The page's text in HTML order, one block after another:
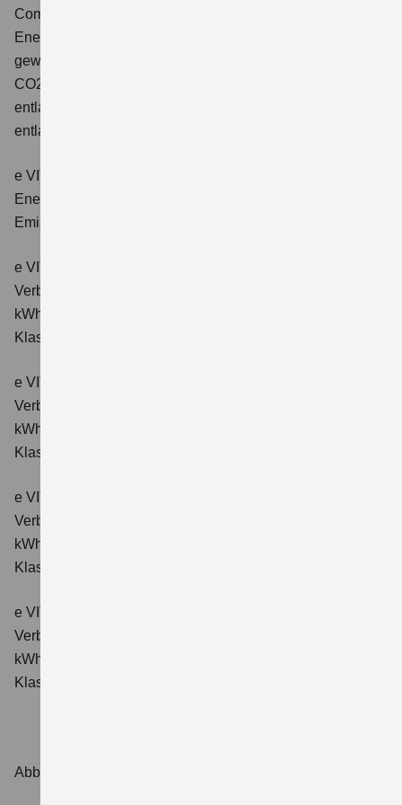
Comfort+
Energieverbrauch: 17,1kWh/100km plus 1,0 l/100 km;
gewichtet kombinierter Wert der CO2-Emission: 22 g/km;
CO2-Klasse: B; kombinierter Kraftstoffverbrauch bei
entladener Batterie: 6,6 l/100km; CO2-Klasse (bei
entladener Batterie): E.
e VITARA eAxle Club (49 kWh-Batterie)
Energieverbrauch kombiniert: 14,9 kWh/100km; CO₂-
Emissionen kombiniert: 0 g/km; CO₂-Klasse: A.
e VITARA eAxle Comfort (61 kWh-Batterie)
Verbrauchswerte: Energieverbrauch kombiniert: 15,1
kWh/100km; CO₂-Emissionen kombiniert: 0 g/km; CO₂-
Klasse: A.
e VITARA eAxle ALLGRIP-e Comfort (61 kWh-Batterie)
Verbrauchswerte: Energieverbrauch kombiniert: 16,6
kWh/100km; CO₂-Emissionen kombiniert: 0 g/km; CO₂-
Klasse: A.
e VITARA eAxle Comfort+ (61 kWh-Batterie)
Verbrauchswerte: Energieverbrauch kombiniert: 15,1
kWh/100km; CO₂-Emissionen kombiniert: 0 g/km; CO₂-
Klasse: A.
e VITARA eAxle ALLGRIP-e Comfort+ (61 kWh-Batterie)
Verbrauchswerte: Energieverbrauch kombiniert: 16,6
kWh/100 km; CO₂-Emissionen kombiniert: 0 g/km; CO₂-
Klasse: A.
Abbildungen zeigen Sonderausstattungen.